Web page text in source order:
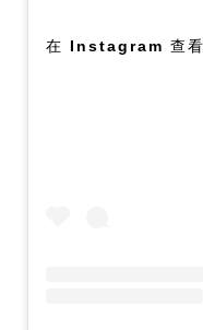
在 Instagram 查看